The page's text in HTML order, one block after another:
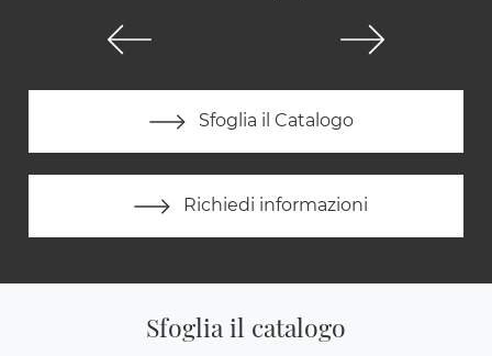
Sfoglia il Catalogo
Richiedi informazioni
Sfoglia il catalogo